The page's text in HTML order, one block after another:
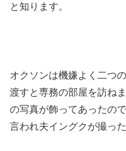
と知ります。
オクソンは機嫌よく二つ
渡すと専務の部屋を訪ね
の写真が飾ってあったの
言われ夫イングクが撮っ